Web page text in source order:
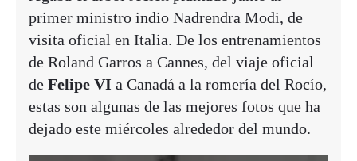
primer ministro indio Nadrendra Modi, de
visita oficial en Italia. De los entrenamientos
de Roland Garros a Cannes, del viaje oficial
de Felipe VI a Canadá a la romería del Rocío,
estas son algunas de las mejores fotos que ha
dejado este miércoles alrededor del mundo.